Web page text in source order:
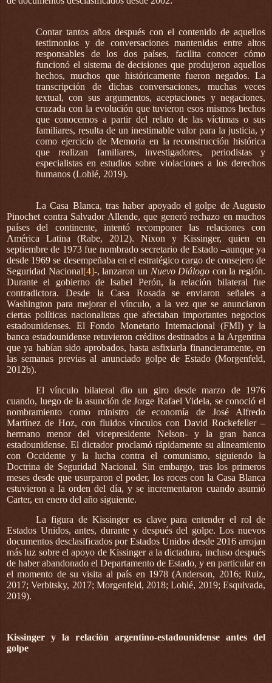
Contar tantos años después con el contenido de aquellos
testimonios y de conversaciones mantenidas entre altos
responsables de los dos países, facilita conocer cómo
funcionó el sistema de decisiones que produjeron aquellos
hechos, muchos que históricamente fueron negados. La
transcripción de dichas conversaciones, muchas veces
textual, con sus argumentos, aceptaciones y negaciones,
cruzada con la evolución que tuvieron esos mismos hechos
que conocemos a partir del relato de las víctimas o sus
familiares, resulta de un inestimable valor para la justicia, y
como ejercicio de Memoria en la reconstrucción histórica
que realizan familiares, investigadores, periodistas y
especialistas en estudios sobre violaciones a los derechos
humanos (Lohlé, 2019).
La Casa Blanca, tras haber apoyado el golpe de Augusto
Pinochet contra Salvador Allende, que generó rechazo en muchos
países del continente, intentó recomponer las relaciones con
América Latina (Rabe, 2012). Nixon y Kissinger, quien en
septiembre de 1973 fue nombrado secretario de Estado –aunque ya
desde 1969 se desempeñaba en el estratégico cargo de consejero de
Seguridad Nacional[4]-, lanzaron un Nuevo Diálogo con la región.
Durante el gobierno de Isabel Perón, la relación bilateral fue
contradictora. Desde la Casa Rosada se enviaron señales a
Washington para mejorar el vínculo, a la vez que se anunciaron
ciertas políticas nacionalistas que afectaban importantes negocios
estadounidenses. El Fondo Monetario Internacional (FMI) y la
banca estadounidense retuvieron créditos destinados a la Argentina
que ya habían sido aprobados, hasta asfixiarla financieramente, en
las semanas previas al anunciado golpe de Estado (Morgenfeld,
2012b).
El vínculo bilateral dio un giro desde marzo de 1976
cuando, luego de la asunción de Jorge Rafael Videla, se conoció el
nombramiento como ministro de economía de José Alfredo
Martínez de Hoz, con fluidos vínculos con David Rockefeller –
hermano menor del vicepresidente Nelson- y la gran banca
estadounidense. El dictador proclamó rápidamente su alineamiento
con Occidente y la lucha contra el comunismo, siguiendo la
Doctrina de Seguridad Nacional. Sin embargo, tras los primeros
meses desde que usurparon el poder, los roces con la Casa Blanca
estuvieron a la orden del día, y se incrementaron cuando asumió
Carter, en enero del año siguiente.
La figura de Kissinger es clave para entender el rol de
Estados Unidos, antes, durante y después del golpe. Los nuevos
documentos desclasificados por Estados Unidos desde 2016 arrojan
más luz sobre el apoyo de Kissinger a la dictadura, incluso después
de haber abandonado el Departamento de Estado, y en particular en
el momento de su visita al país en 1978 (Anderson, 2016; Ruiz,
2017; Verbitsky, 2017; Morgenfeld, 2018; Lohlé, 2019; Esquivada,
2019).
Kissinger y la relación argentino-estadounidense antes del
golpe